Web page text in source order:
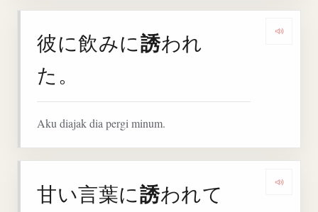
彼に飲みに誘われ
た。
Aku diajak dia pergi minum.
甘い言葉に誘われて